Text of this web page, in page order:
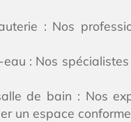
: Nos
: Nos
de bain : Nos
un espace